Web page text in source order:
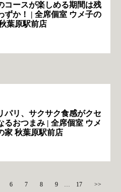
コースが楽しめる期間は残
ずか！ | 全席個室 ウメ子の
葉原駅前店
パリ、サクサク食感がクセ
るおつまみ | 全席個室 ウメ
家 秋葉原駅前店
6 7 8 9 … 17 >>